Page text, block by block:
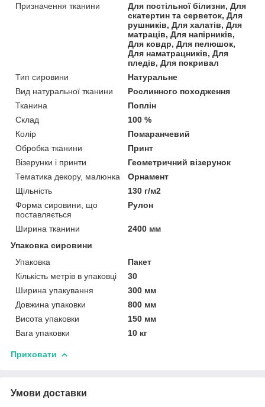
Призначення тканини
Для постільної білизни, Для
скатертин та серветок, Для
рушників, Для халатів, Для
матраців, Для напірників,
Для ковдр, Для пелюшок,
Для наматрацників, Для
пледів, Для покривал
Тип сировини
Натуральне
Вид натуральної тканини
Рослинного походження
Тканина
Поплін
Склад
100 %
Колір
Помаранчевий
Обробка тканини
Принт
Візерунки і принти
Геометричний візерунок
Тематика декору, малюнка
Орнамент
Щільність
130 г/м2
Форма сировини, що
поставляється
Рулон
Ширина тканини
2400 мм
Упаковка сировини
Упаковка
Пакет
Кількість метрів в упаковці
30
Ширина упакування
300 мм
Довжина упаковки
800 мм
Висота упаковки
150 мм
Вага упаковки
10 кг
Приховати
Умови доставки